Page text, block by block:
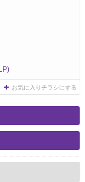
お気に入りチラシにする